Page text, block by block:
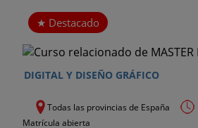
Los 10 principios de Google
LOPD
TEMA 1 Marco normativo en
LOPD
Destacado
DIGITAL Y DISEÑO GRÁFICO
Todas las provincias de España
Matrícula abierta